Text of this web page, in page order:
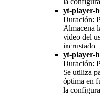
la
yt-player-
Duración:
Almacena
video del
incrustado
yt-player-
Duración:
Se utiliza
óptima en
la